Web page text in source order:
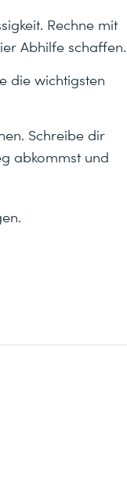
Rechne mit
Abhilfe schaffen.
die wichtigsten
Schreibe dir
abkommst und